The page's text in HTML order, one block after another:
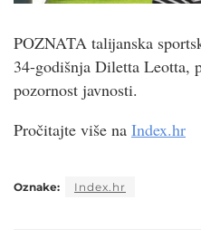
POZNATA talijanska
34-godišnja Diletta Leotta,
pozornost javnosti.
Pročitajte više na Index.hr
Oznake: Index.hr